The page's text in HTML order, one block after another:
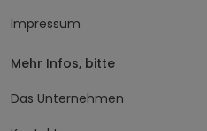
Impressum
Mehr Infos, bitte
Das Unternehmen